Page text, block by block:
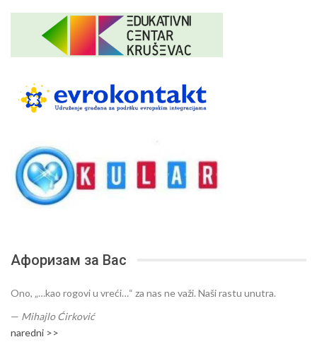
Афоризам за Вас
Ono, „…kao rogovi u vreći…“ za nas ne važi. Naši rastu unutra.
— Mihajlo Ćirković
naredni >>